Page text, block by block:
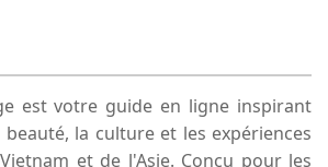
est votre guide en ligne inspirant
la culture et les expériences
et de l'Asie. Conçu pour les